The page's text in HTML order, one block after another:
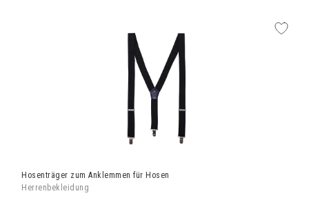
Hosenträger zum Anklemmen für Hosen
Herrenbekleidung